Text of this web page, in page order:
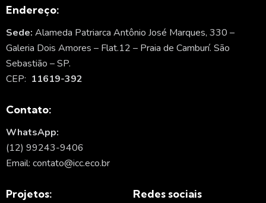
Endereço:
Sede: Alameda Patriarca Antônio José Marques, 330 –
Galeria Dois Amores – Flat.12 – Praia de Camburí. São
Sebastião – SP.
CEP: 11619-392
Contato:
WhatsApp:
(12) 99243-9406
Email: contato@icc.eco.br
Projetos: Redes sociais